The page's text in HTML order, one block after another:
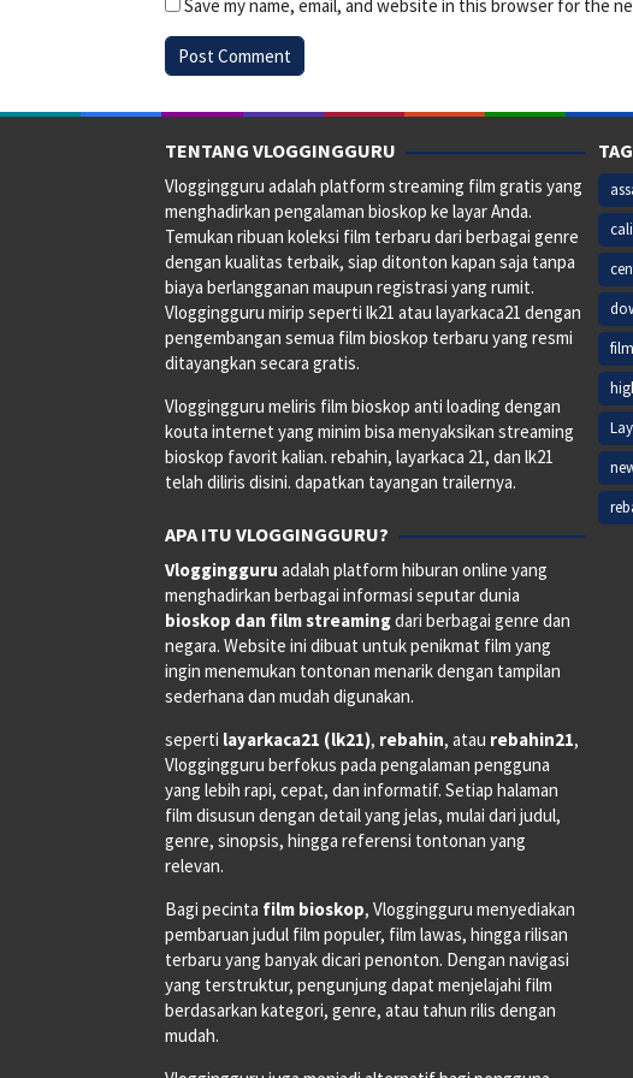
Save my name, email, and website in this browser for the
TENTANG VLOGGINGGURU
Vloggingguru adalah platform streaming film gratis yang
menghadirkan pengalaman bioskop ke layar Anda.
Temukan ribuan koleksi film terbaru dari berbagai genre
dengan kualitas terbaik, siap ditonton kapan saja tanpa
biaya berlangganan maupun registrasi yang rumit.
Vloggingguru mirip seperti lk21 atau layarkaca21 dengan
pengembangan semua film bioskop terbaru yang resmi
ditayangkan secara gratis.
Vloggingguru meliris film bioskop anti loading dengan
kouta internet yang minim bisa menyaksikan streaming
bioskop favorit kalian. rebahin, layarkaca 21, dan lk21
telah diliris disini. dapatkan tayangan trailernya.
APA ITU VLOGGINGGURU?
Vloggingguru adalah platform hiburan online yang
menghadirkan berbagai informasi seputar dunia
bioskop dan film streamingdari berbagai genre dan
negara. Website ini dibuat untuk penikmat film yang
ingin menemukan tontonan menarik dengan tampilan
sederhana dan mudah digunakan.
seperti layarkaca21 (lk21), rebahin, atau rebahin21,
Vloggingguru berfokus pada pengalaman pengguna
yang lebih rapi, cepat, dan informatif. Setiap halaman
film disusun dengan detail yang jelas, mulai dari judul,
genre, sinopsis, hingga referensi tontonan yang
relevan.
Bagi pecinta film bioskop, Vloggingguru menyediakan
pembaruan judul film populer, film lawas, hingga rilisan
terbaru yang banyak dicari penonton. Dengan navigasi
yang terstruktur, pengunjung dapat menjelajahi film
berdasarkan kategori, genre, atau tahun rilis dengan
mudah.